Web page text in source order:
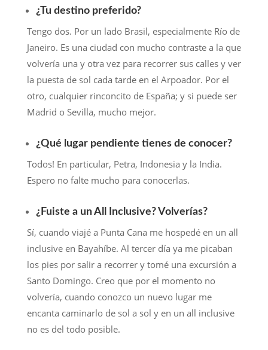
¿Tu destino preferido?
Tengo dos. Por un lado Brasil, especialmente Río de
Janeiro. Es una ciudad con mucho contraste a la que
volvería una y otra vez para recorrer sus calles y ver
la puesta de sol cada tarde en el Arpoador. Por el
otro, cualquier rinconcito de España; y si puede ser
Madrid o Sevilla, mucho mejor.
¿Qué lugar pendiente tienes de conocer?
Todos! En particular, Petra, Indonesia y la India.
Espero no falte mucho para conocerlas.
¿Fuiste a un All Inclusive? Volverías?
Sí, cuando viajé a Punta Cana me hospedé en un all
inclusive en Bayahíbe. Al tercer día ya me picaban
los pies por salir a recorrer y tomé una excursión a
Santo Domingo. Creo que por el momento no
volvería, cuando conozco un nuevo lugar me
encanta caminarlo de sol a sol y en un all inclusive
no es del todo posible.